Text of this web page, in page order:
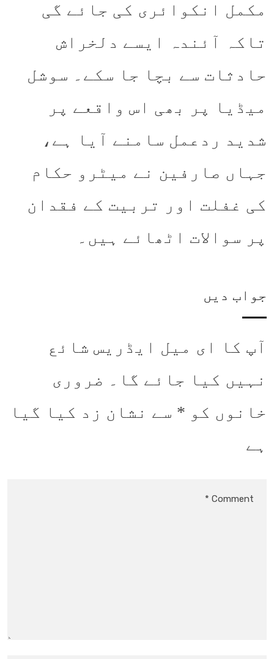
مکمل انکوائری کی جائے گی
تاکہ آئندہ ایسے دلخراش
حادثات سے بچا جا سکے۔ سوشل
میڈیا پر بھی اس واقعے پر
شدید ردعمل سامنے آیا ہے،
جہاں صارفین نے میٹرو حکام
کی غفلت اور تربیت کے فقدان
پر سوالات اٹھائے ہیں۔
جواب دیں
آپ کا ای میل ایڈریس شائع
نہیں کیا جائے گا۔ ضروری
خانوں کو * سے نشان زد کیا گیا
ہے